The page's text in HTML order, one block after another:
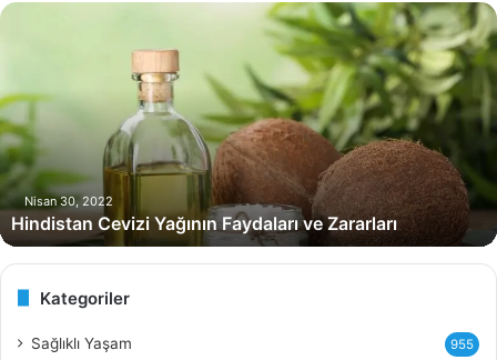
H
i
s
t
a
e
Nisan 30, 2022
Hindistan Cevizi Yağının Faydaları ve Zararları
Kategoriler
Sağlıklı Yaşam 955